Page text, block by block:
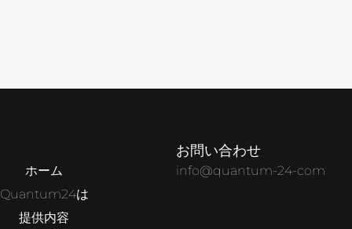
ホーム
Quantum24は
提供内容
お問い合わせ
info@quantum-24-com